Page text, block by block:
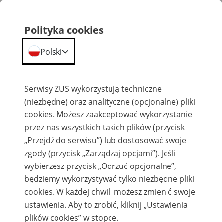
Emerytury
Baza zlikwidowanych lub
przekształconych zakładów pracy
Polityka cookies
Polski
Serwisy ZUS wykorzystują techniczne
(niezbędne) oraz analityczne (opcjonalne) pliki
cookies. Możesz zaakceptować wykorzystanie
przez nas wszystkich takich plików (przycisk
„Przejdź do serwisu”) lub dostosować swoje
zgody (przycisk „Zarządzaj opcjami”). Jeśli
wybierzesz przycisk „Odrzuć opcjonalne”,
będziemy wykorzystywać tylko niezbędne pliki
cookies. W każdej chwili możesz zmienić swoje
ustawienia. Aby to zrobić, kliknij „Ustawienia
plików cookies” w stopce.